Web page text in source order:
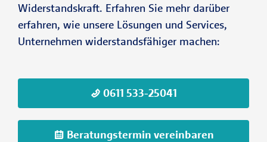
Widerstandskraft. Erfahren Sie mehr darüber
erfahren, wie unsere Lösungen und Services,
Unternehmen widerstandsfähiger machen:
0611 533-25041
Beratungstermin vereinbaren